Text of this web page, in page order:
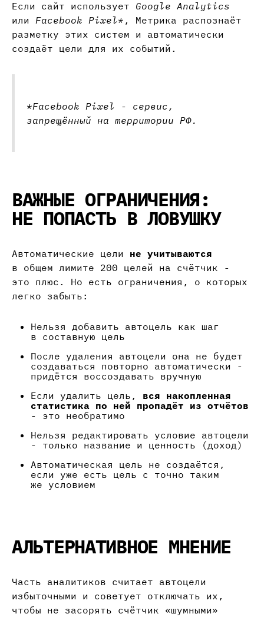
Если сайт использует Google Analytics
или Facebook Pixel* , Метрика распознаёт
разметку этих систем и автоматически
создаёт цели для их событий.
*Facebook Pixel - сервис,
запрещённый на территории РФ.
ВАЖНЫЕ ОГРАНИЧЕНИЯ:
НЕ ПОПАСТЬ В ЛОВУШКУ
Автоматические цели не учитываются
в общем лимите 200 целей на счётчик -
это плюс. Но есть ограничения, о которых
легко забыть:
Нельзя добавить автоцель как шаг
в составную цель
После удаления автоцели она не будет
создаваться повторно автоматически -
придётся воссоздавать вручную
Если удалить цель, вся накопленная
статистика по ней пропадёт из отчётов
- это необратимо
Нельзя редактировать условие автоцели
- только название и ценность (доход)
Автоматическая цель не создаётся,
если уже есть цель с точно таким
же условием
АЛЬТЕРНАТИВНОЕ МНЕНИЕ
Часть аналитиков считает автоцели
избыточными и советует отключать их,
чтобы не засорять счётчик «шумными»